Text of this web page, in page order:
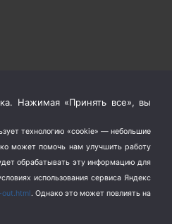
Нажимая «Принять все», вы
технологию «cookie» — небольшие
может помочь нам улучшить работу
обрабатывать эту информацию для
использования сервиса Яндекс
. Однако это может повлиять на